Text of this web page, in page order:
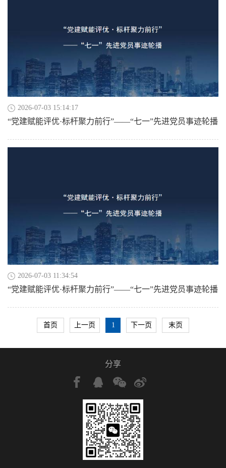
2026-07-03 15:14:17
“党建赋能评优·标杆聚力前行”——“七一”先进党员事迹轮播
2026-07-03 11:34:54
“党建赋能评优·标杆聚力前行”——“七一”先进党员事迹轮播
首页 上一页 1 下一页 末页
分享